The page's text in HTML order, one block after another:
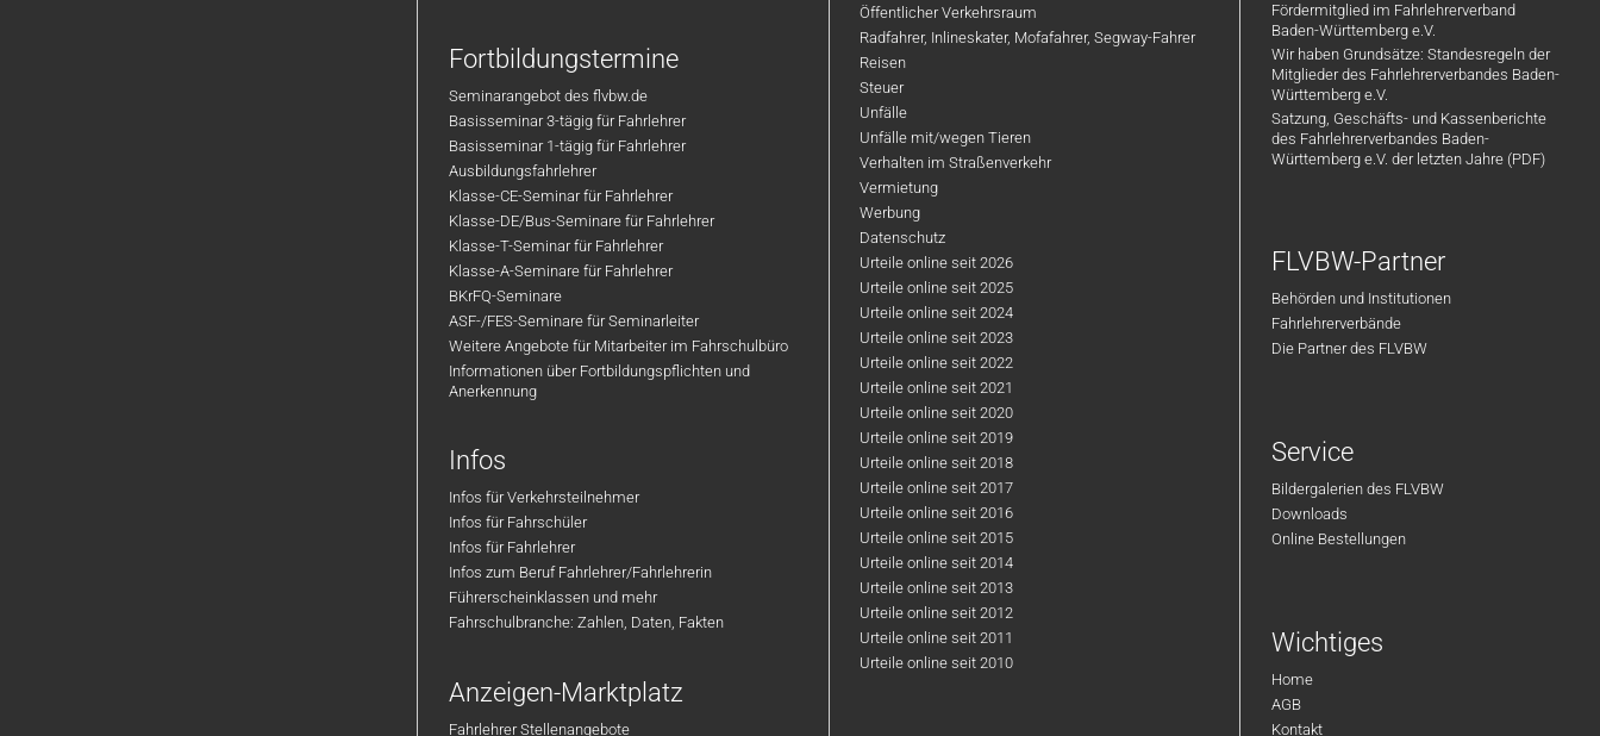
Fortbildungstermine
Seminarangebot des flvbw.de
Basisseminar 3-tägig für Fahrlehrer
Basisseminar 1-tägig für Fahrlehrer
Ausbildungsfahrlehrer
Klasse-CE-Seminar für Fahrlehrer
Klasse-DE/Bus-Seminare für Fahrlehrer
Klasse-T-Seminar für Fahrlehrer
Klasse-A-Seminare für Fahrlehrer
BKrFQ-Seminare
ASF-/FES-Seminare für Seminarleiter
Weitere Angebote für Mitarbeiter im Fahrschulbüro
Informationen über Fortbildungspflichten und
Anerkennung
Infos
Infos für Verkehrsteilnehmer
Infos für Fahrschüler
Infos für Fahrlehrer
Infos zum Beruf Fahrlehrer/Fahrlehrerin
Führerscheinklassen und mehr
Fahrschulbranche: Zahlen, Daten, Fakten
Anzeigen-Marktplatz
Fahrlehrer Stellenangebote
Öffentlicher Verkehrsraum
Radfahrer, Inlineskater, Mofafahrer, Segway-Fahrer
Reisen
Steuer
Unfälle
Unfälle mit/wegen Tieren
Verhalten im Straßenverkehr
Vermietung
Werbung
Datenschutz
Urteile online seit 2026
Urteile online seit 2025
Urteile online seit 2024
Urteile online seit 2023
Urteile online seit 2022
Urteile online seit 2021
Urteile online seit 2020
Urteile online seit 2019
Urteile online seit 2018
Urteile online seit 2017
Urteile online seit 2016
Urteile online seit 2015
Urteile online seit 2014
Urteile online seit 2013
Urteile online seit 2012
Urteile online seit 2011
Urteile online seit 2010
Fördermitglied im Fahrlehrerverband
Baden-Württemberg e.V.
Wir haben Grundsätze: Standesregeln der
Mitglieder des Fahrlehrerverbandes Baden-
Württemberg e.V.
Satzung, Geschäfts- und Kassenberichte
des Fahrlehrerverbandes Baden-
Württemberg e.V. der letzten Jahre (PDF)
FLVBW-Partner
Behörden und Institutionen
Fahrlehrerverbände
Die Partner des FLVBW
Service
Bildergalerien des FLVBW
Downloads
Online Bestellungen
Wichtiges
Home
AGB
Kontakt